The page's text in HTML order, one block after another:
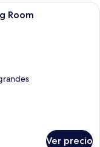
de hotel con cama,
Room
Ver precio